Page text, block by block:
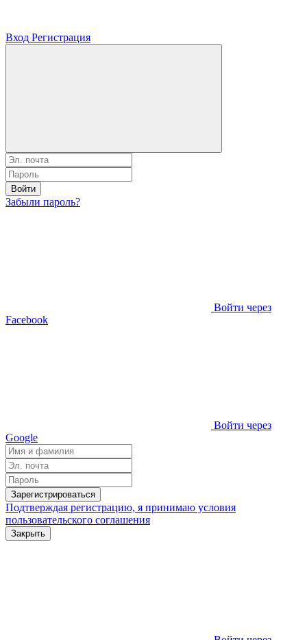
Вход Регистрация
Войти
Забыли пароль?
Войти через
Facebook
Войти через
Google
Зарегистрироваться
Подтверждая регистрацию, я принимаю условия
пользовательского соглашения
Закрыть